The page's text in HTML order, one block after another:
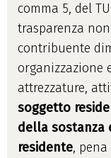
comma 5, del
trasparenza
contribuente
organizzazione
attrezzature,
soggetto
della sostanza
residente,